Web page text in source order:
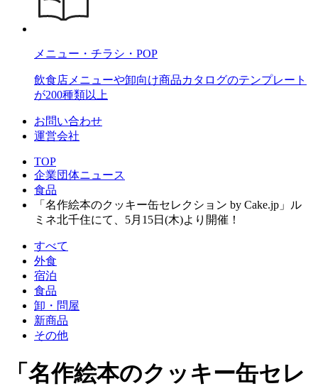
メニュー・チラシ・POP
飲食店メニューや卸向け商品カタログのテンプレート
が200種類以上
お問い合わせ
運営会社
TOP
企業団体ニュース
食品
「名作絵本のクッキー缶セレクション by Cake.jp」ル
ミネ北千住にて、5月15日(木)より開催！
すべて
外食
宿泊
食品
卸・問屋
新商品
その他
「名作絵本のクッキー缶セレ